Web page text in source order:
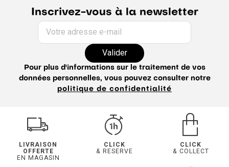
Inscrivez-vous à la newsletter
Votre adresse e-mail
Valider
Pour plus d'informations sur le traitement de vos
données personnelles, vous pouvez consulter notre
politique de confidentialité
LIVRAISON
OFFERTE
EN MAGASIN
CLICK
& RESERVE
CLICK
& COLLECT